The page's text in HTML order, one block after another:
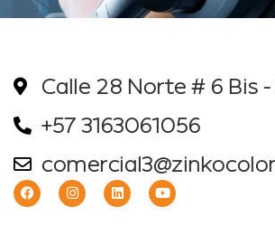
Calle 28 Norte # 6 Bis -
+57 3163061056